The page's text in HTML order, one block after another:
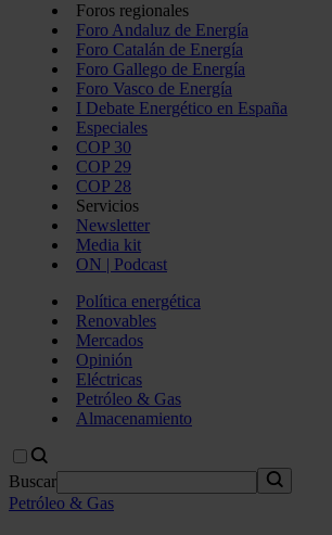
Foros regionales
Foro Andaluz de Energía
Foro Catalán de Energía
Foro Gallego de Energía
Foro Vasco de Energía
I Debate Energético en España
Especiales
COP 30
COP 29
COP 28
Servicios
Newsletter
Media kit
ON | Podcast
Política energética
Renovables
Mercados
Opinión
Eléctricas
Petróleo & Gas
Almacenamiento
Buscar
Petróleo & Gas